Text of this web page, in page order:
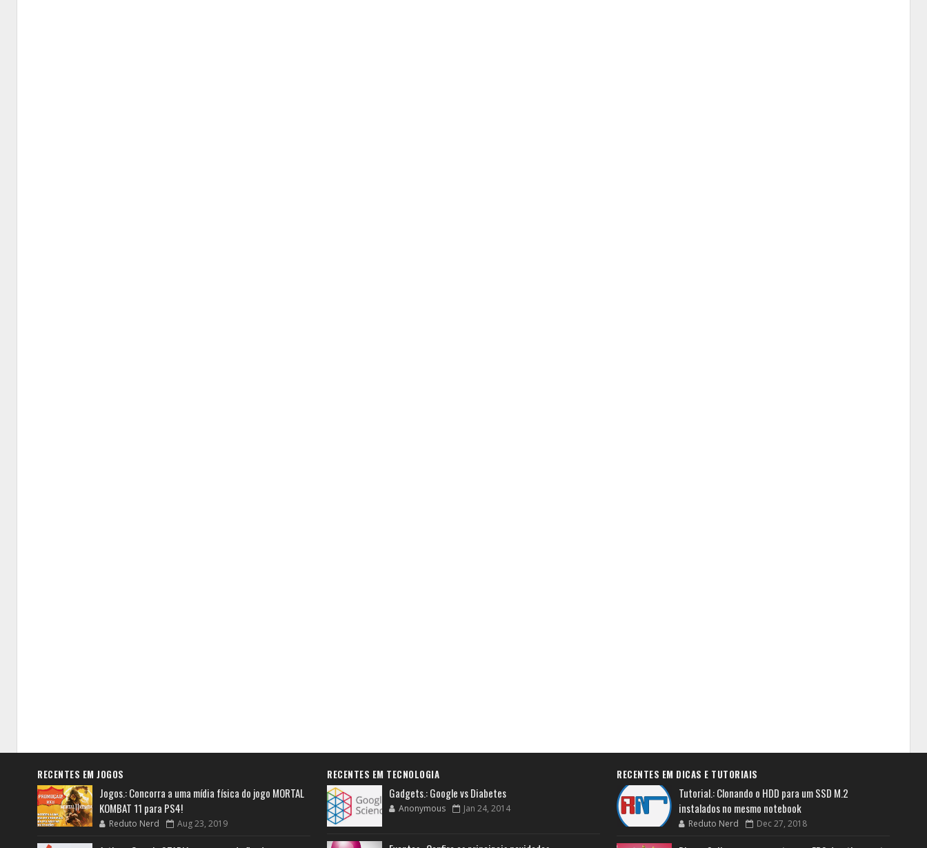
RECENTES EM JOGOS
Jogos.: Concorra a uma mídia física do jogo MORTAL
KOMBAT 11 para PS4!
Reduto Nerd Aug 23, 2019
RECENTES EM TECNOLOGIA
Gadgets.: Google vs Diabetes
Anonymous Jan 24, 2014
RECENTES EM DICAS E TUTORIAIS
Tutorial.: Clonando o HDD para um SSD M.2
instalados no mesmo notebook
Reduto Nerd Dec 27, 2018